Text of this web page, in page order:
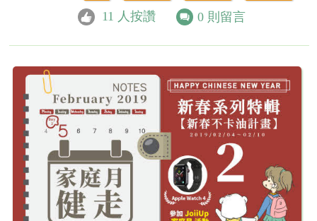
11 人按讚 0 則留言